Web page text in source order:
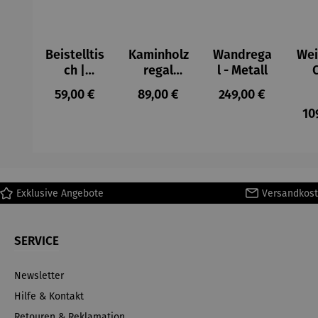
Beistelltis
ch |
Mangohol
z –
Regulärer Preis:
59,00 €
Kaminholz
regal
Missouri
Regulärer Preis:
89,00 €
Wandrega
l - Metall
Regulärer Preis:
249,00 €
Exklusive Angebote
SERVICE
Newsletter
Hilfe & Kontakt